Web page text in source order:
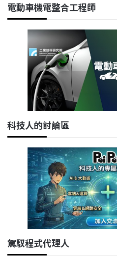
電動車機電整合工程師
科技人的討論區
駕馭程式代理人